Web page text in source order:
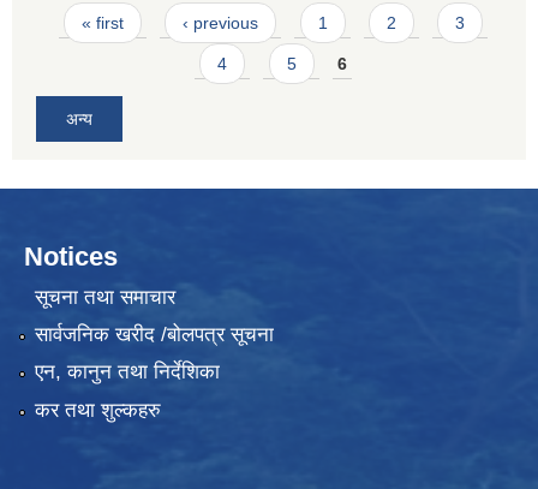
Pages
« first ‹ previous 1 2 3
4 5 6
अन्य
Notices
सूचना तथा समाचार
सार्वजनिक खरीद /बोलपत्र सूचना
एन, कानुन तथा निर्देशिका
कर तथा शुल्कहरु